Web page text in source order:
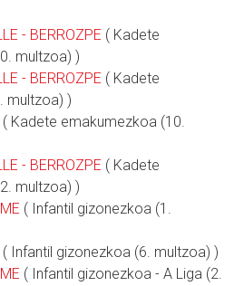
- BERROZPE ( Kadete
multzoa) )
- BERROZPE ( Kadete
multzoa) )
( Kadete emakumezkoa (10.
- BERROZPE ( Kadete
multzoa) )
( Infantil gizonezkoa (1.
( Infantil gizonezkoa (6. multzoa) )
( Infantil gizonezkoa - A Liga (2.